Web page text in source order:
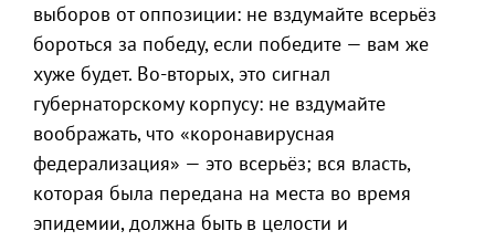
выборов от оппозиции: не вздумайте всерьёз
бороться за победу, если победите — вам же
хуже будет. Во-вторых, это сигнал
губернаторскому корпусу: не вздумайте
воображать, что «коронавирусная
федерализация» — это всерьёз; вся власть,
которая была передана на места во время
эпидемии, должна быть в целости и